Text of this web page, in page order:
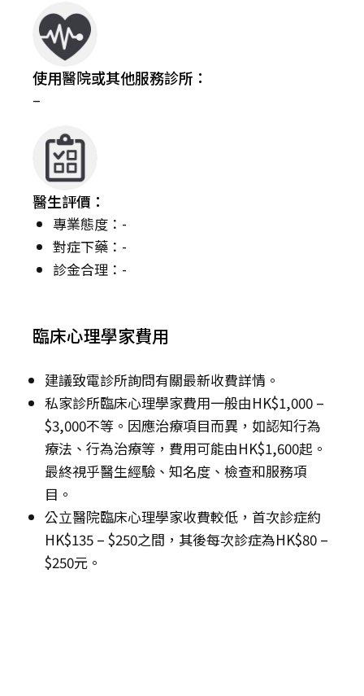
使用醫院或其他服務診所：
–
醫生評價：
專業態度：-
對症下藥：-
診金合理：-
臨床心理學家費用
建議致電診所詢問有關最新收費詳情。
私家診所臨床心理學家費用一般由HK$1,000 –
$3,000不等。因應治療項目而異，如認知行為
療法、行為治療等，費用可能由HK$1,600起。
最終視乎醫生經驗、知名度、檢查和服務項
目。
公立醫院臨床心理學家收費較低，首次診症約
HK$135 – $250之間，其後每次診症為HK$80 –
$250元。